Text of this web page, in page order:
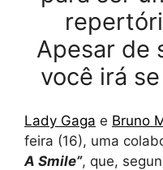
Apesar de
você irá
Lady Gaga e Bruno
feira (16), uma
A Smile”, que,